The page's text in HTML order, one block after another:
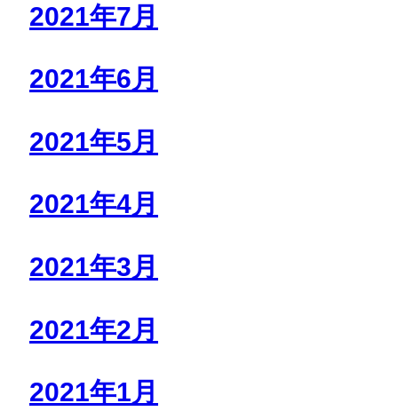
2021年7月
2021年6月
2021年5月
2021年4月
2021年3月
2021年2月
2021年1月